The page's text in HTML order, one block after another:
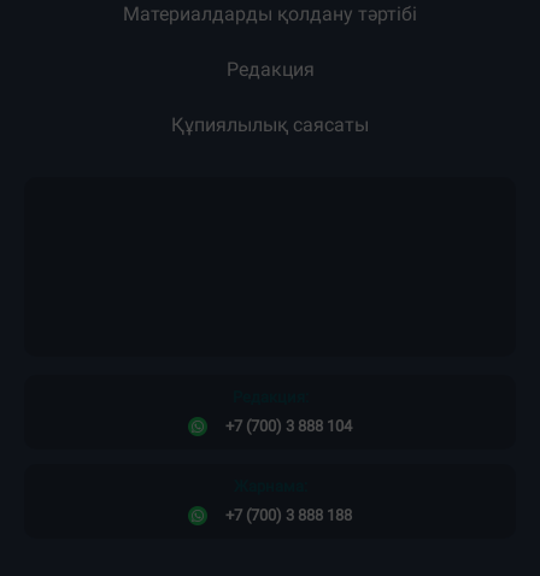
Материалдарды қолдану тәртібі
Редакция
Құпиялылық саясаты
+7 (700) 3 888 104
+7 (700) 3 888 188